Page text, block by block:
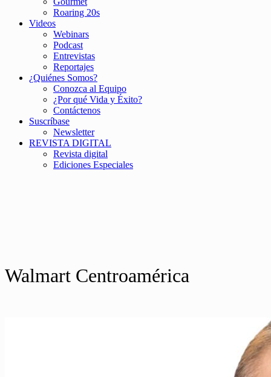
Roaring 20s
Videos
Webinars
Podcast
Entrevistas
Reportajes
¿Quiénes Somos?
Conozca al Equipo
¿Por qué Vida y Éxito?
Contáctenos
Suscríbase
Newsletter
REVISTA DIGITAL
Revista digital
Ediciones Especiales
Walmart Centroamérica